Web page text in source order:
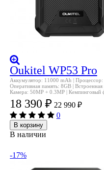
Oukitel WP53 Pro
Аккумулятор: 11000 mAh |
Оперативная память: 8GB |
Камера: 50MP + 0.3MP | Кемпинговый
18 390 ₽ 22 990 ₽
0
В корзину
В наличии
-17%